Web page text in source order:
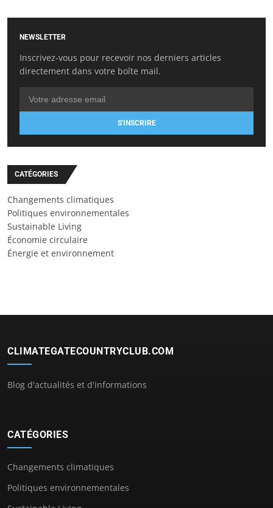
NEWSLETTER
Inscrivez-vous pour recevoir nos derniers articles
directement dans votre boîte mail.
S'INSCRIRE
CATÉGORIES
Changements climatiques
Politiques environnementales
Sustainable Living
Économie circulaire
Énergie et environnement
CLIMATEGATECOUNTRYCLUB.COM
Blog d'actualités et d'informations
CATÉGORIES
Changements climatiques
Politiques environnementales